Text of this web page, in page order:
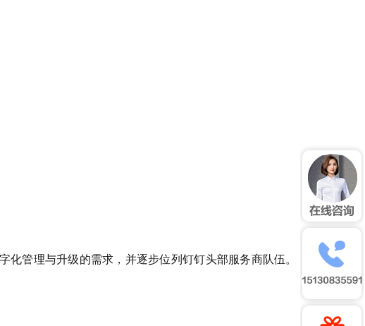
管理与升级的需求，并逐步位列钉钉头部服务商队伍。